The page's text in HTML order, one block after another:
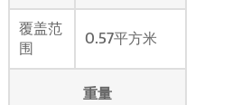
覆盖范
围
0.57平方米
重量